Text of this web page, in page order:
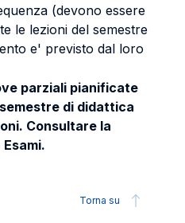
(devono essere
le lezioni del semestre
e' previsto dal loro
parziali pianificate
di didattica
Consultare la
Torna su